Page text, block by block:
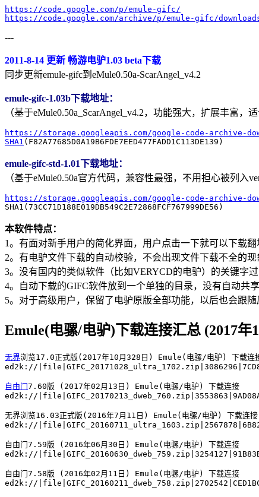
https://code.google.com/p/emule-gifc/
https://code.google.com/archive/p/emule-gifc/
---
2011-8-14 更新 畅游电驴1.03 beta下载
同步更新emule-gifc到eMule0.50a-ScarAngel_v4.2
emule-gifc-1.03b下载地址：
（基于eMule0.50a_ScarAngel_v4.2，功能强大，扩展丰富，
https://storage.googleapis.com/google-code-archive-
SHA1 (F82A77685D0A19B6FDE7EED477FADD1C113DE139)
emule-gifc-std-1.01下载地址：
（基于eMule0.50a官方代码，兼容性最强，不用担心被列入
https://storage.googleapis.com/google-code-archive-
SHA1(73CC71D188E019DB549C2E72868FCF767999DE56)
本软件特点：
1。有面对新手用户的简化界面，用户点击一下就可以下载
2。有电驴文件下载的自动校验，不会出现文件下载不全的现
3。没有国内的类似软件（比如VERYCD的电驴）的关键字
4。自动下载的GIFC软件放到一个单独的目录，没有自动共
5。对于高级用户，保留了电驴原版全部功能，以后也会跟随
Emule(电骡/电驴)下载连接汇总 (2017年
无界浏览17.0正式版(2017年10月328日) Emule(电骡/电驴) 下载连
ed2k://
自由门7.60版 (2017年02月13日) Emule(电骡/电驴) 下载连接
ed2k://
无界浏览16.03正式版(2016年7月11日) Emule(电骡/电驴) 下载连接
ed2k://
自由门7.59版 (2016年06月30日) Emule(电骡/电驴) 下载连接
ed2k://
自由门7.58版 (2016年02月11日) Emule(电骡/电驴) 下载连接
ed2k://